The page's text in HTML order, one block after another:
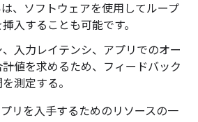
、ソフトウェアを使用してループ
入することも可能です。
入力レイテンシ、アプリでのオー
値を求めるため、フィードバック
測定する。
リを入手するためのリソースの一